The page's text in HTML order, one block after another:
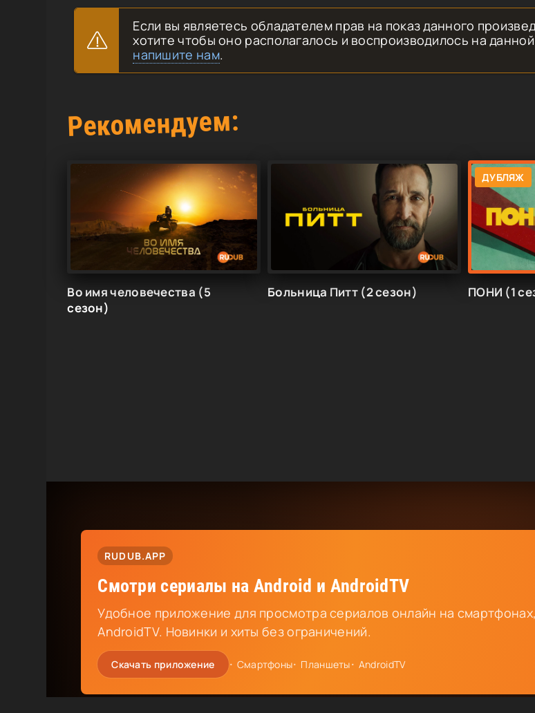
Если вы являетесь обладателем прав на показ данного
хотите чтобы оно располагалось и воспроизводилось на
напишите нам.
Рекомендуем:
Во имя человечества (5
сезон)
Больница Питт (2 сезон)
ДУБЛЯЖ
ПОНИ (1
RUDUB.APP
Смотри сериалы на Android и AndroidTV
Удобное приложение для просмотра сериалов онлайн на
AndroidTV. Новинки и хиты без ограничений.
Скачать приложение Смартфоны Планшеты AndroidTV